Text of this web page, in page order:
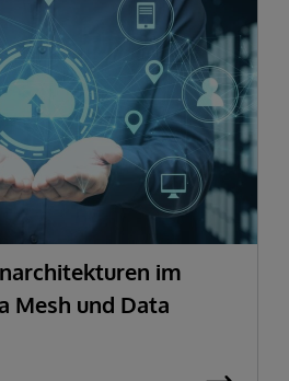
im
Mesh und Data